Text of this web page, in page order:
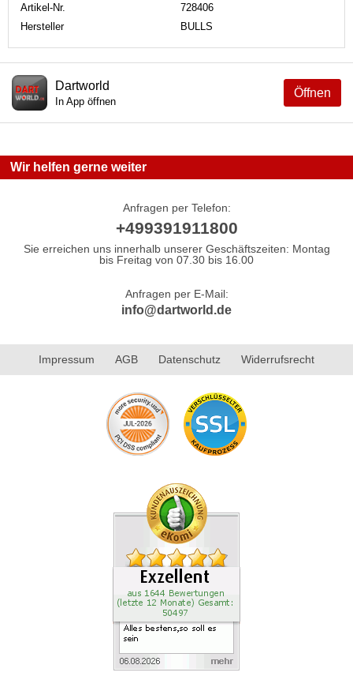
Artikel-Nr.
728406
Hersteller
BULLS
Öffnen
Dartworld
In App öffnen
Wir helfen gerne weiter
Anfragen per Telefon:
+499391911800
Sie erreichen uns innerhalb unserer Geschäftszeiten: Montag
bis Freitag von 07.30 bis 16.00
Anfragen per E-Mail:
info@dartworld.de
Impressum AGB Datenschutz Widerrufsrecht